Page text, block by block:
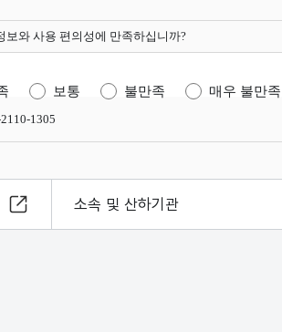
보와 사용 편의성에 만족하십니까?
보통 불만족 매우 불만족
1305
소속 및 산하기관